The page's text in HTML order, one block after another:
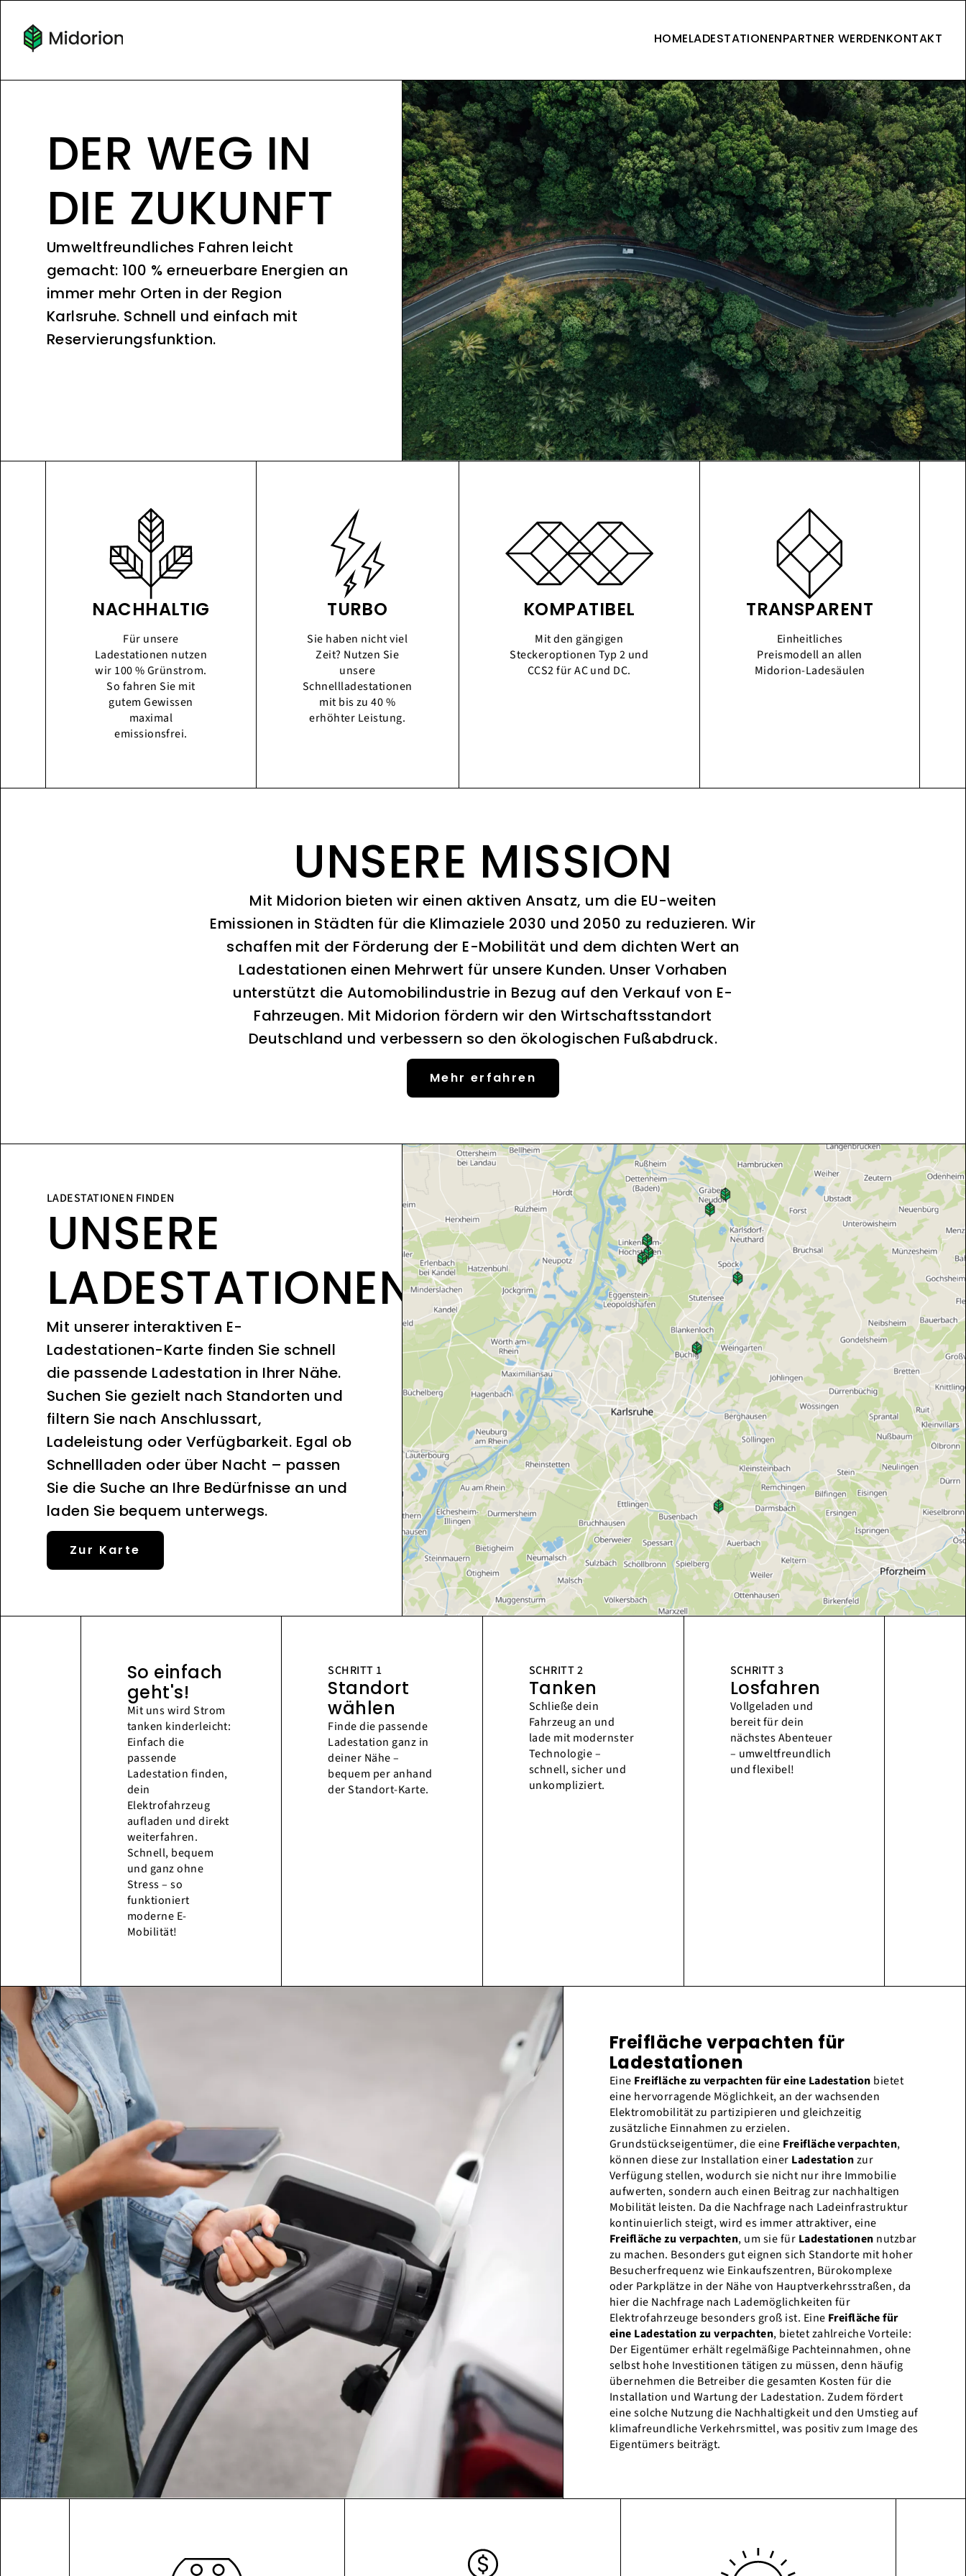
HOMELADESTATIONENPARTNER WERDENKONTAKT
DER WEG IN
DIE ZUKUNFT
Umweltfreundliches Fahren leicht
gemacht: 100 % erneuerbare Energien an
immer mehr Orten in der Region
Karlsruhe. Schnell und einfach mit
Reservierungsfunktion.
NACHHALTIG
Für unsere
Ladestationen nutzen
wir 100 % Grünstrom.
So fahren Sie mit
gutem Gewissen
maximal
emissionsfrei.
TURBO
Sie haben nicht viel
Zeit? Nutzen Sie
unsere
Schnellladestationen
mit bis zu 40 %
erhöhter Leistung.
KOMPATIBEL
Mit den gängigen
Steckeroptionen Typ 2 und
CCS2 für AC und DC.
TRANSPARENT
Einheitliches
Preismodell an allen
Midorion-Ladesäulen
UNSERE MISSION
Mit Midorion bieten wir einen aktiven Ansatz, um die EU-weiten
Emissionen in Städten für die Klimaziele 2030 und 2050 zu reduzieren. Wir
schaffen mit der Förderung der E-Mobilität und dem dichten Wert an
Ladestationen einen Mehrwert für unsere Kunden. Unser Vorhaben
unterstützt die Automobilindustrie in Bezug auf den Verkauf von E-
Fahrzeugen. Mit Midorion fördern wir den Wirtschaftsstandort
Deutschland und verbessern so den ökologischen Fußabdruck.
Mehr erfahren
LADESTATIONEN FINDEN
UNSERE
LADESTATIONEN
Mit unserer interaktiven E-
Ladestationen-Karte finden Sie schnell
die passende Ladestation in Ihrer Nähe.
Suchen Sie gezielt nach Standorten und
filtern Sie nach Anschlussart,
Ladeleistung oder Verfügbarkeit. Egal ob
Schnellladen oder über Nacht – passen
Sie die Suche an Ihre Bedürfnisse an und
laden Sie bequem unterwegs.
Zur Karte
So einfach
geht's!
Mit uns wird Strom
tanken kinderleicht:
Einfach die
passende
Ladestation finden,
dein
Elektrofahrzeug
aufladen und direkt
weiterfahren.
Schnell, bequem
und ganz ohne
Stress – so
funktioniert
moderne E-
Mobilität!
SCHRITT 1
Standort
wählen
Finde die passende
Ladestation ganz in
deiner Nähe –
bequem per anhand
der Standort-Karte.
SCHRITT 2
Tanken
Schließe dein
Fahrzeug an und
lade mit modernster
Technologie –
schnell, sicher und
unkompliziert.
SCHRITT 3
Losfahren
Vollgeladen und
bereit für dein
nächstes Abenteuer
– umweltfreundlich
und flexibel!
Freifläche verpachten für
Ladestationen
Eine Freifläche zu verpachten für eine Ladestation bietet
eine hervorragende Möglichkeit, an der wachsenden
Elektromobilität zu partizipieren und gleichzeitig
zusätzliche Einnahmen zu erzielen.
Grundstückseigentümer, die eine Freifläche verpachten,
können diese zur Installation einer Ladestationzur
Verfügung stellen, wodurch sie nicht nur ihre Immobilie
aufwerten, sondern auch einen Beitrag zur nachhaltigen
Mobilität leisten. Da die Nachfrage nach Ladeinfrastruktur
kontinuierlich steigt, wird es immer attraktiver, eine
Freifläche zu verpachten, um sie für Ladestationen nutzbar
zu machen. Besonders gut eignen sich Standorte mit hoher
Besucherfrequenz wie Einkaufszentren, Bürokomplexe
oder Parkplätze in der Nähe von Hauptverkehrsstraßen, da
hier die Nachfrage nach Lademöglichkeiten für
Elektrofahrzeuge besonders groß ist. Eine Freifläche für
eine Ladestation zu verpachten, bietet zahlreiche Vorteile:
Der Eigentümer erhält regelmäßige Pachteinnahmen, ohne
selbst hohe Investitionen tätigen zu müssen, denn häufig
übernehmen die Betreiber die gesamten Kosten für die
Installation und Wartung der Ladestation. Zudem fördert
eine solche Nutzung die Nachhaltigkeit und den Umstieg auf
klimafreundliche Verkehrsmittel, was positiv zum Image des
Eigentümers beiträgt.